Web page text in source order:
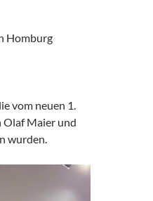
Homburg
vom neuen 1.
Olaf Maier und
wurden.